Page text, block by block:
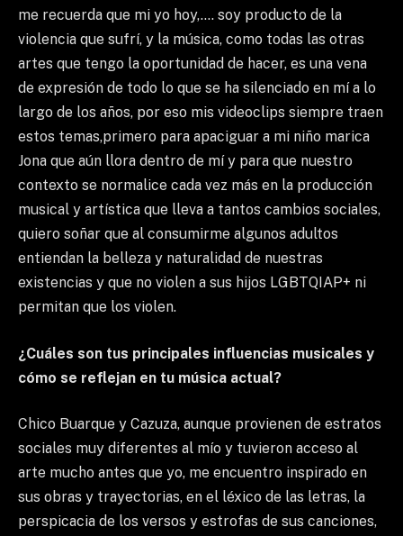
me recuerda que mi yo hoy,…. soy producto de la
violencia que sufrí, y la música, como todas las otras
artes que tengo la oportunidad de hacer, es una vena
de expresión de todo lo que se ha silenciado en mí a lo
largo de los años, por eso mis videoclips siempre traen
estos temas,primero para apaciguar a mi niño marica
Jona que aún llora dentro de mí y para que nuestro
contexto se normalice cada vez más en la producción
musical y artística que lleva a tantos cambios sociales,
quiero soñar que al consumirme algunos adultos
entiendan la belleza y naturalidad de nuestras
existencias y que no violen a sus hijos LGBTQIAP+ ni
permitan que los violen.
¿Cuáles son tus principales influencias musicales y
cómo se reflejan en tu música actual?
Chico Buarque y Cazuza, aunque provienen de estratos
sociales muy diferentes al mío y tuvieron acceso al
arte mucho antes que yo, me encuentro inspirado en
sus obras y trayectorias, en el léxico de las letras, la
perspicacia de los versos y estrofas de sus canciones,